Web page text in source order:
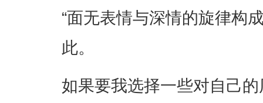
“面无表情与深情的旋律构
此。
如果要我选择一些对自己